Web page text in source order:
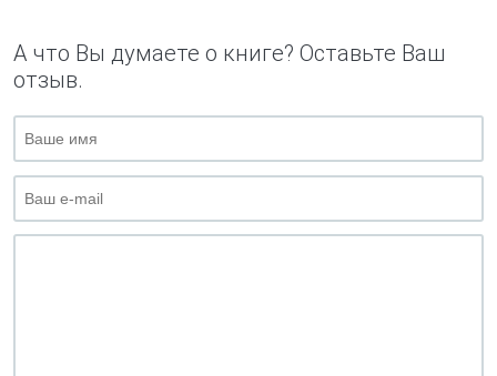
А что Вы думаете о книге? Оставьте Ваш
отзыв.